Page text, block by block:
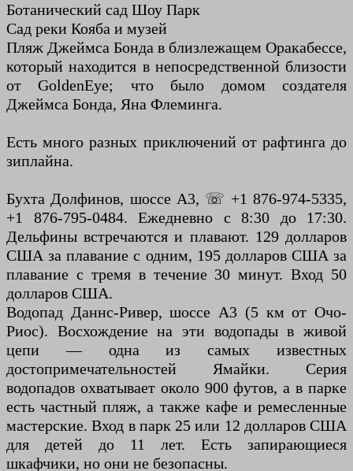
Ботанический сад Шоу Парк
Сад реки Кояба и музей
Пляж Джеймса Бонда в близлежащем Оракабессе,
который находится в непосредственной близости
от GoldenEye; что было домом создателя
Джеймса Бонда, Яна Флеминга.
Есть много разных приключений от рафтинга до
зиплайна.
Бухта Долфинов, шоссе A3, ☏ +1 876-974-5335,
+1 876-795-0484. Ежедневно с 8:30 до 17:30.
Дельфины встречаются и плавают. 129 долларов
США за плавание с одним, 195 долларов США за
плавание с тремя в течение 30 минут. Вход 50
долларов США.
Водопад Даннс-Ривер, шоссе A3 (5 км от Очо-
Риос). Восхождение на эти водопады в живой
цепи — одна из самых известных
достопримечательностей Ямайки. Серия
водопадов охватывает около 900 футов, а в парке
есть частный пляж, а также кафе и ремесленные
мастерские. Вход в парк 25 или 12 долларов США
для детей до 11 лет. Есть запирающиеся
шкафчики, но они не безопасны.